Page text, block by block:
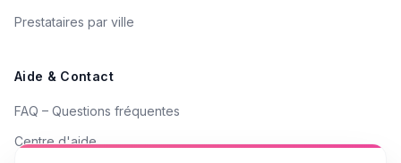
Prestataires par ville
Aide & Contact
FAQ – Questions fréquentes
Centre d'aide